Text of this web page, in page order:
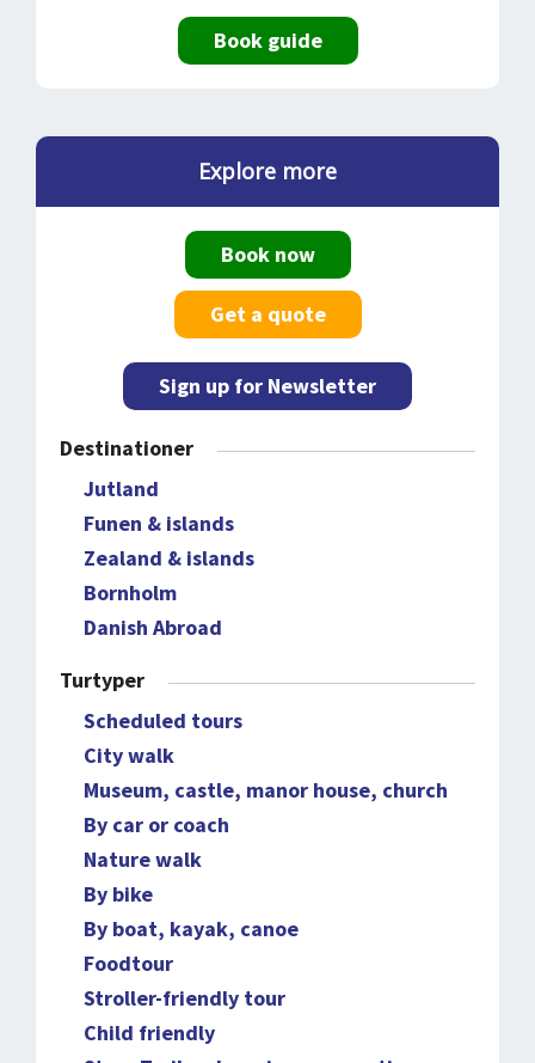
Book guide
Explore more
Book now
Get a quote
Sign up for Newsletter
Destinationer
Jutland
Funen & islands
Zealand & islands
Bornholm
Danish Abroad
Turtyper
Scheduled tours
City walk
Museum, castle, manor house, church
By car or coach
Nature walk
By bike
By boat, kayak, canoe
Foodtour
Stroller-friendly tour
Child friendly